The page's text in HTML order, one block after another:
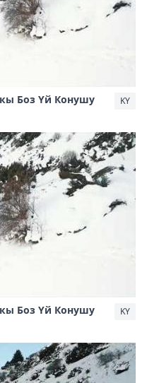
Боз Үй Конушу
KY
Боз Үй Конушу
KY